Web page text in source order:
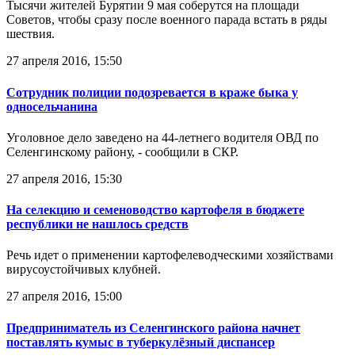
Тысячи жителей Бурятии 9 мая соберутся на площади
Советов, чтобы сразу после военного парада встать в ряды
шествия.
27 апреля 2016, 15:50
Сотрудник полиции подозревается в краже быка у
односельчанина
Уголовное дело заведено на 44-летнего водителя ОВД по
Селенгинскому району, - сообщили в СКР.
27 апреля 2016, 15:30
На селекцию и семеноводство картофеля в бюджете
республики не нашлось средств
Речь идет о применении картофелеводческими хозяйствами
вирусоустойчивых клубней.
27 апреля 2016, 15:00
Предприниматель из Селенгинского района начнет
поставлять кумыс в туберкулёзный диспансер